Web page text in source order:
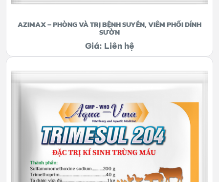
AZIMAX – PHÒNG VÀ TRỊ BỆNH SUYỄN, VIÊM PHỔI DÍNH
SƯỜN
Giá: Liên hệ